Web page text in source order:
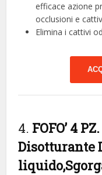
efficace azione
occlusioni e
Elimina i cattivi
4. FOFO’ 4
Disotturante